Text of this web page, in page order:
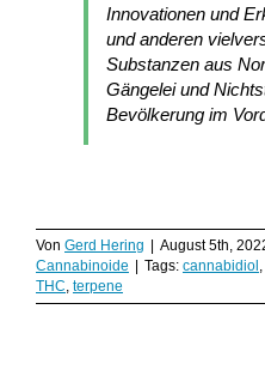
Innovationen und
und anderen
Substanzen aus
Gängelei und
Bevölkerung im
Von Gerd Hering August 5th,
Cannabinoide
Tags: cannabidiol ,
THC, terpene